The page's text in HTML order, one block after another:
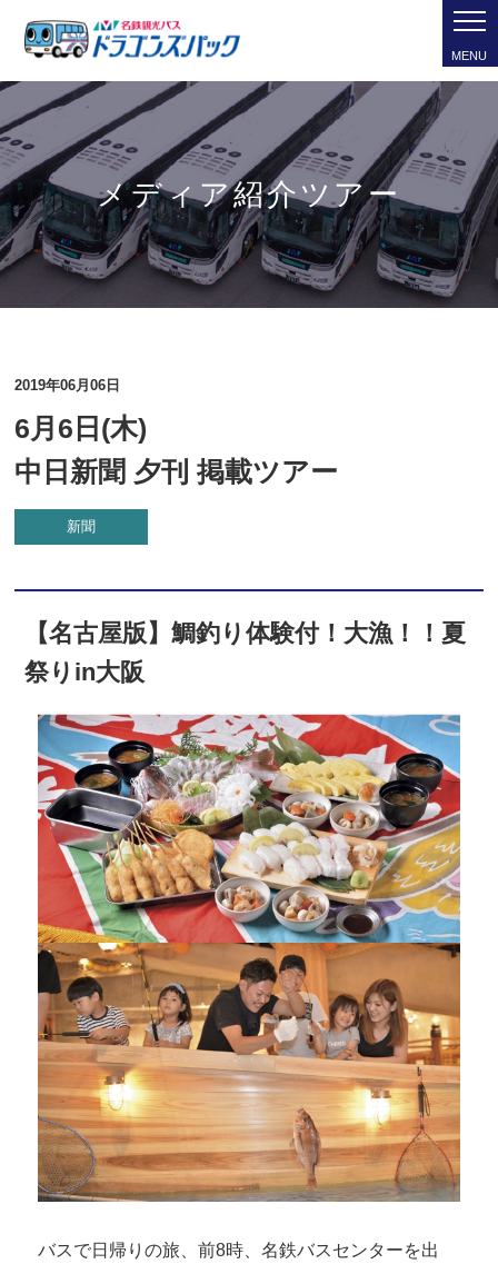
MENU
メディア紹介ツアー
2019年06月06日
6月6日(木)
中日新聞 夕刊 掲載ツアー
新聞
【名古屋版】鯛釣り体験付！大漁！！夏
祭りin大阪
バスで日帰りの旅、前8時、名鉄バスセンターを出